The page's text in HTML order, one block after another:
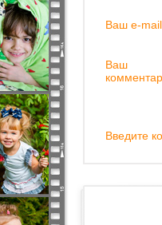
Ваш e-
Ваш
Введите